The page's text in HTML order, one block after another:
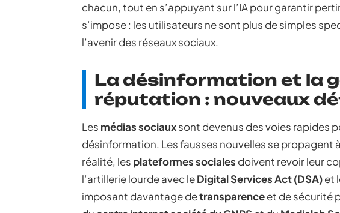
chacun, tout en s’appuyant sur l’IA pour garantir
s’impose : les utilisateurs ne sont plus de simples
l’avenir des réseaux sociaux.
La désinformation et la
réputation : nouveaux
Les médias sociauxsont devenus des voies rapides
désinformation. Les fausses nouvelles se propagent
réalité, les plateformes sociales doivent revoir leur
l’artillerie lourde avec leDigital Services Act (DSA)et
imposant davantage detransparenceet de sécurité